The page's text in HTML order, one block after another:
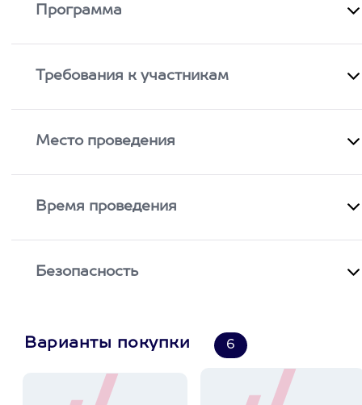
Программа
Требования к участникам
Место проведения
Время проведения
Безопасность
Варианты покупки 6